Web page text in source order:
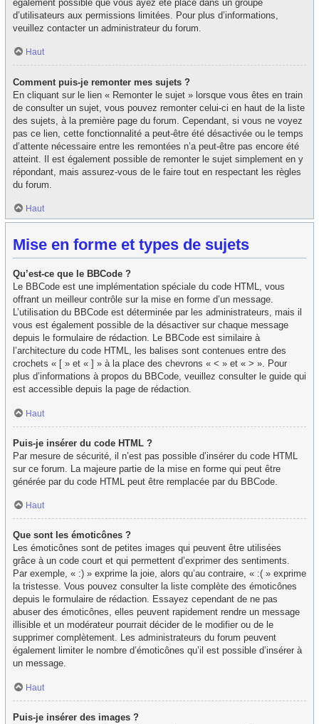
également possible que vous ayez été placé dans un groupe
d’utilisateurs aux permissions limitées. Pour plus d’informations,
veuillez contacter un administrateur du forum.
Haut
Comment puis-je remonter mes sujets ?
En cliquant sur le lien « Remonter le sujet » lorsque vous êtes en train
de consulter un sujet, vous pouvez remonter celui-ci en haut de la liste
des sujets, à la première page du forum. Cependant, si vous ne voyez
pas ce lien, cette fonctionnalité a peut-être été désactivée ou le temps
d’attente nécessaire entre les remontées n’a peut-être pas encore été
atteint. Il est également possible de remonter le sujet simplement en y
répondant, mais assurez-vous de le faire tout en respectant les règles
du forum.
Haut
Mise en forme et types de sujets
Qu’est-ce que le BBCode ?
Le BBCode est une implémentation spéciale du code HTML, vous
offrant un meilleur contrôle sur la mise en forme d’un message.
L’utilisation du BBCode est déterminée par les administrateurs, mais il
vous est également possible de la désactiver sur chaque message
depuis le formulaire de rédaction. Le BBCode est similaire à
l’architecture du code HTML, les balises sont contenues entre des
crochets « [ » et « ] » à la place des chevrons « < » et « > ». Pour
plus d’informations à propos du BBCode, veuillez consulter le guide qui
est accessible depuis la page de rédaction.
Haut
Puis-je insérer du code HTML ?
Par mesure de sécurité, il n’est pas possible d’insérer du code HTML
sur ce forum. La majeure partie de la mise en forme qui peut être
générée par du code HTML peut être remplacée par du BBCode.
Haut
Que sont les émoticônes ?
Les émoticônes sont de petites images qui peuvent être utilisées
grâce à un code court et qui permettent d’exprimer des sentiments.
Par exemple, « :) » exprime la joie, alors qu’au contraire, « :( » exprime
la tristesse. Vous pouvez consulter la liste complète des émoticônes
depuis le formulaire de rédaction. Essayez cependant de ne pas
abuser des émoticônes, elles peuvent rapidement rendre un message
illisible et un modérateur pourrait décider de le modifier ou de le
supprimer complètement. Les administrateurs du forum peuvent
également limiter le nombre d’émoticônes qu’il est possible d’insérer à
un message.
Haut
Puis-je insérer des images ?